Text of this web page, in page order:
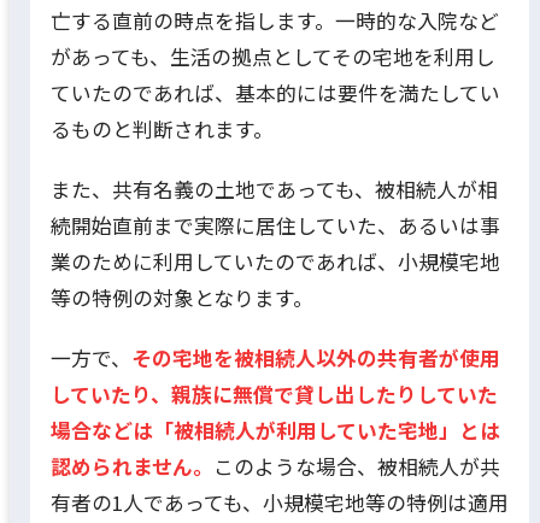
亡する直前の時点を指します。一時的な入院など
があっても、生活の拠点としてその宅地を利用し
ていたのであれば、基本的には要件を満たしてい
るものと判断されます。
また、共有名義の土地であっても、被相続人が相
続開始直前まで実際に居住していた、あるいは事
業のために利用していたのであれば、小規模宅地
等の特例の対象となります。
一方で、 その宅地を被相続人以外の共有者が使用
していたり、親族に無償で貸し出したりしていた
場合などは「被相続人が利用していた宅地」とは
認められません。 このような場合、被相続人が共
有者の1人であっても、小規模宅地等の特例は適用